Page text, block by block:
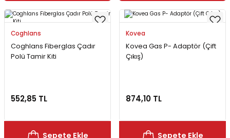
Coghlans
Coghlans Fiberglas Çadır
Polü Tamir Kiti
552,85 TL
Sepete Ekle
Kovea
Kovea Gas P- Adaptör (Çift
Çıkış)
874,10 TL
Sepete Ekle